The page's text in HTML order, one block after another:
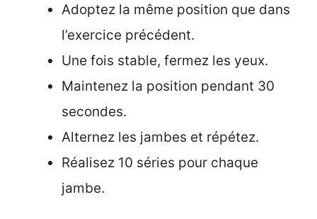
Adoptez la même position que dans
l’exercice précédent.
Une fois stable, fermez les yeux.
Maintenez la position pendant 30
secondes.
Alternez les jambes et répétez.
Réalisez 10 séries pour chaque
jambe.